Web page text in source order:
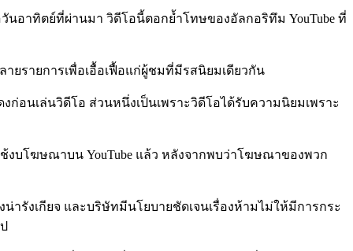
วันอาทิตย์ที่ผ่านมา วิดีโอนี้ตอกย้ำโทษของอัลกอริทึม YouTube ที่
ยรายการเพื่อเอื้อเฟื้อแก่ผู้ชมที่มีรสนิยมเดียวกัน
ก่อนเล่นวิดีโอ ส่วนหนึ่งเป็นเพราะวิดีโอได้รับความนิยมเพราะ
ช้งบโฆษณาบน YouTube แล้ว หลังจากพบว่าโฆษณาของพวก
ารังเกียจ และบริษัทมีนโยบายชัดเจนเรื่องห้ามไม่ให้มีการกระ